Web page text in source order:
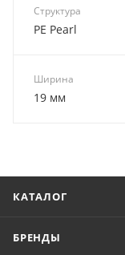
Структура
PE Pearl
Ширина
19 мм
КАТАЛОГ
БРЕНДЫ